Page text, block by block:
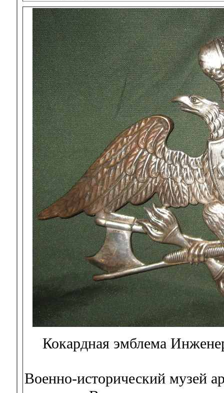
Кокардная эмблема
Военно-исторический музей